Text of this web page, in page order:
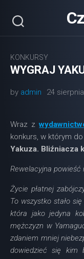
content
KONKURSY
WYGRAJ
by admin 24
Wraz z
konkurs, w którym
Yakuza. Bliźniacza
Rewelacyjna
Życie płatnej
To wszystko stało
która jako jedyna
mężczyzn w
zdaniem mniej
dowiedzieć się kim